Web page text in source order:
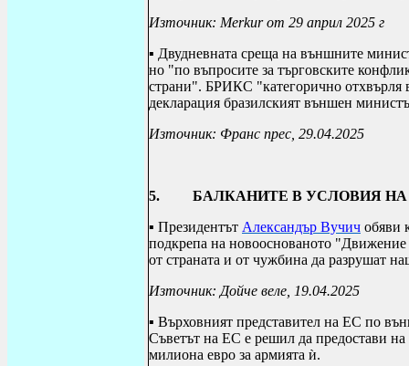
Източник: Merkurот 29 април 2025 г
▪ Двудневната среща на външните
но "по въпросите за търговските
страни". БРИКС "категорично отхвърля
декларация бразилският външен
Източник: Франс прес, 29.04.2025
5.
БАЛКАНИТЕ В УСЛОВИЯ
▪ Президентът Александър Вучич обяви
подкрепа на новооснованото "Движение
от страната и от чужбина да разрушат
Източник: Дойче веле, 19.04.2025
▪ Върховният представител на ЕС по
Съветът на ЕС е решил да предостави
милиона евро за армията ѝ.